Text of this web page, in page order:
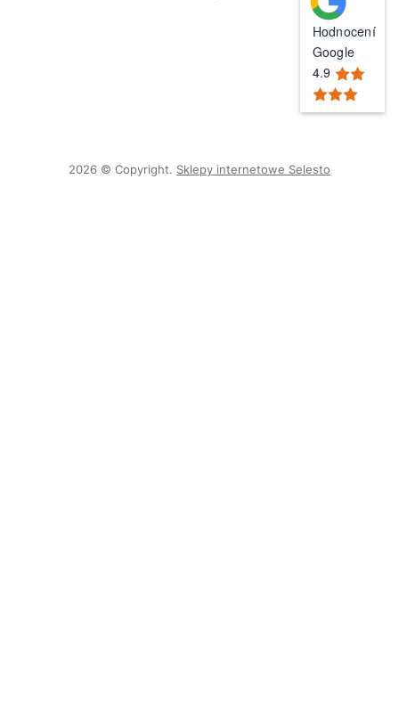
Hodnocení
Google
4.9
2026 © Copyright. Sklepy internetowe Selesto